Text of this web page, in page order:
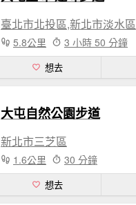
臺北市北投區,新北市淡水區
5.8公里 3 小時 50 分鐘
想去
大屯自然公園步道
新北市三芝區
1.6公里 30 分鐘
想去